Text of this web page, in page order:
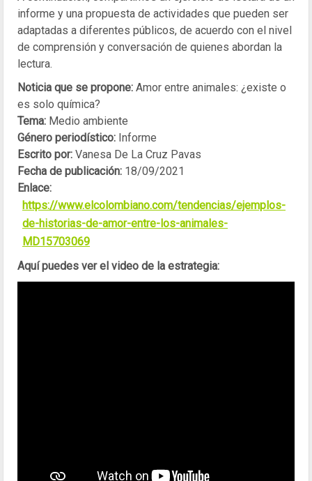
informe y una propuesta de actividades que pueden ser
adaptadas a diferentes públicos, de acuerdo con el nivel
de comprensión y conversación de quienes abordan la
lectura.
Noticia que se propone: Amor entre animales: ¿existe o
es solo química?
Tema: Medio ambiente
Género periodístico: Informe
Escrito por: Vanesa De La Cruz Pavas
Fecha de publicación: 18/09/2021
Enlace:
https://www.elcolombiano.com/tendencias/ejemplos-
de-historias-de-amor-entre-los-animales-
MD15703069
Aquí puedes ver el video de la estrategia: